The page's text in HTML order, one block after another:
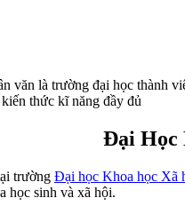
văn là trường đại học thành
thức kĩ năng đầy đủ
Đại Học
trường Đại học Khoa học Xã
học sinh và xã hội.